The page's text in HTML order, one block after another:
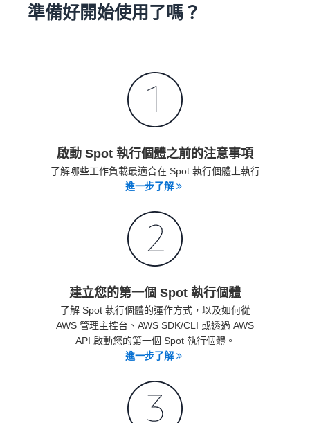
準備好開始使用了嗎？
啟動 Spot 執行個體之前的注意事項
了解哪些工作負載最適合在 Spot 執行個體上執行
進一步了解
建立您的第一個 Spot 執行個體
了解 Spot 執行個體的運作方式，以及如何從
AWS 管理主控台、AWS SDK/CLI 或透過 AWS
API 啟動您的第一個 Spot 執行個體。
進一步了解